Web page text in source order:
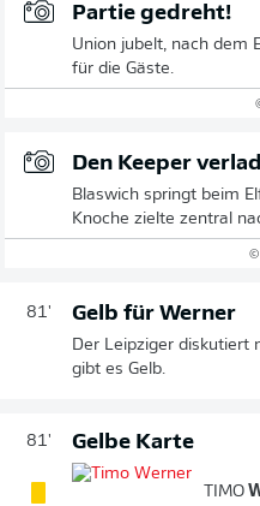
Partie gedreht!
Union jubelt, nach dem
für die Gäste.
Den Keeper
Blaswich springt beim
Knoche zielte zentral
©
81' Gelb für Werner
Der Leipziger diskutiert
gibt es Gelb.
81' Gelbe Karte
TIMO